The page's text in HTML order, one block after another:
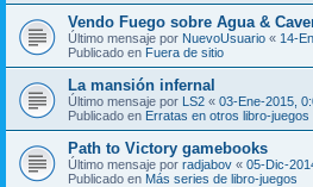
Vendo Fuego sobre Agua &
Último mensaje por NuevoUsuario « 14-
Publicado en Fuera de sitio
La mansión infernal
Último mensaje por LS2 « 03-Ene-2015,
Publicado en Erratas en otros libro-juegos
Path to Victory gamebooks
Último mensaje por radjabov « 05-Dic-
Publicado en Más series de libro-juegos